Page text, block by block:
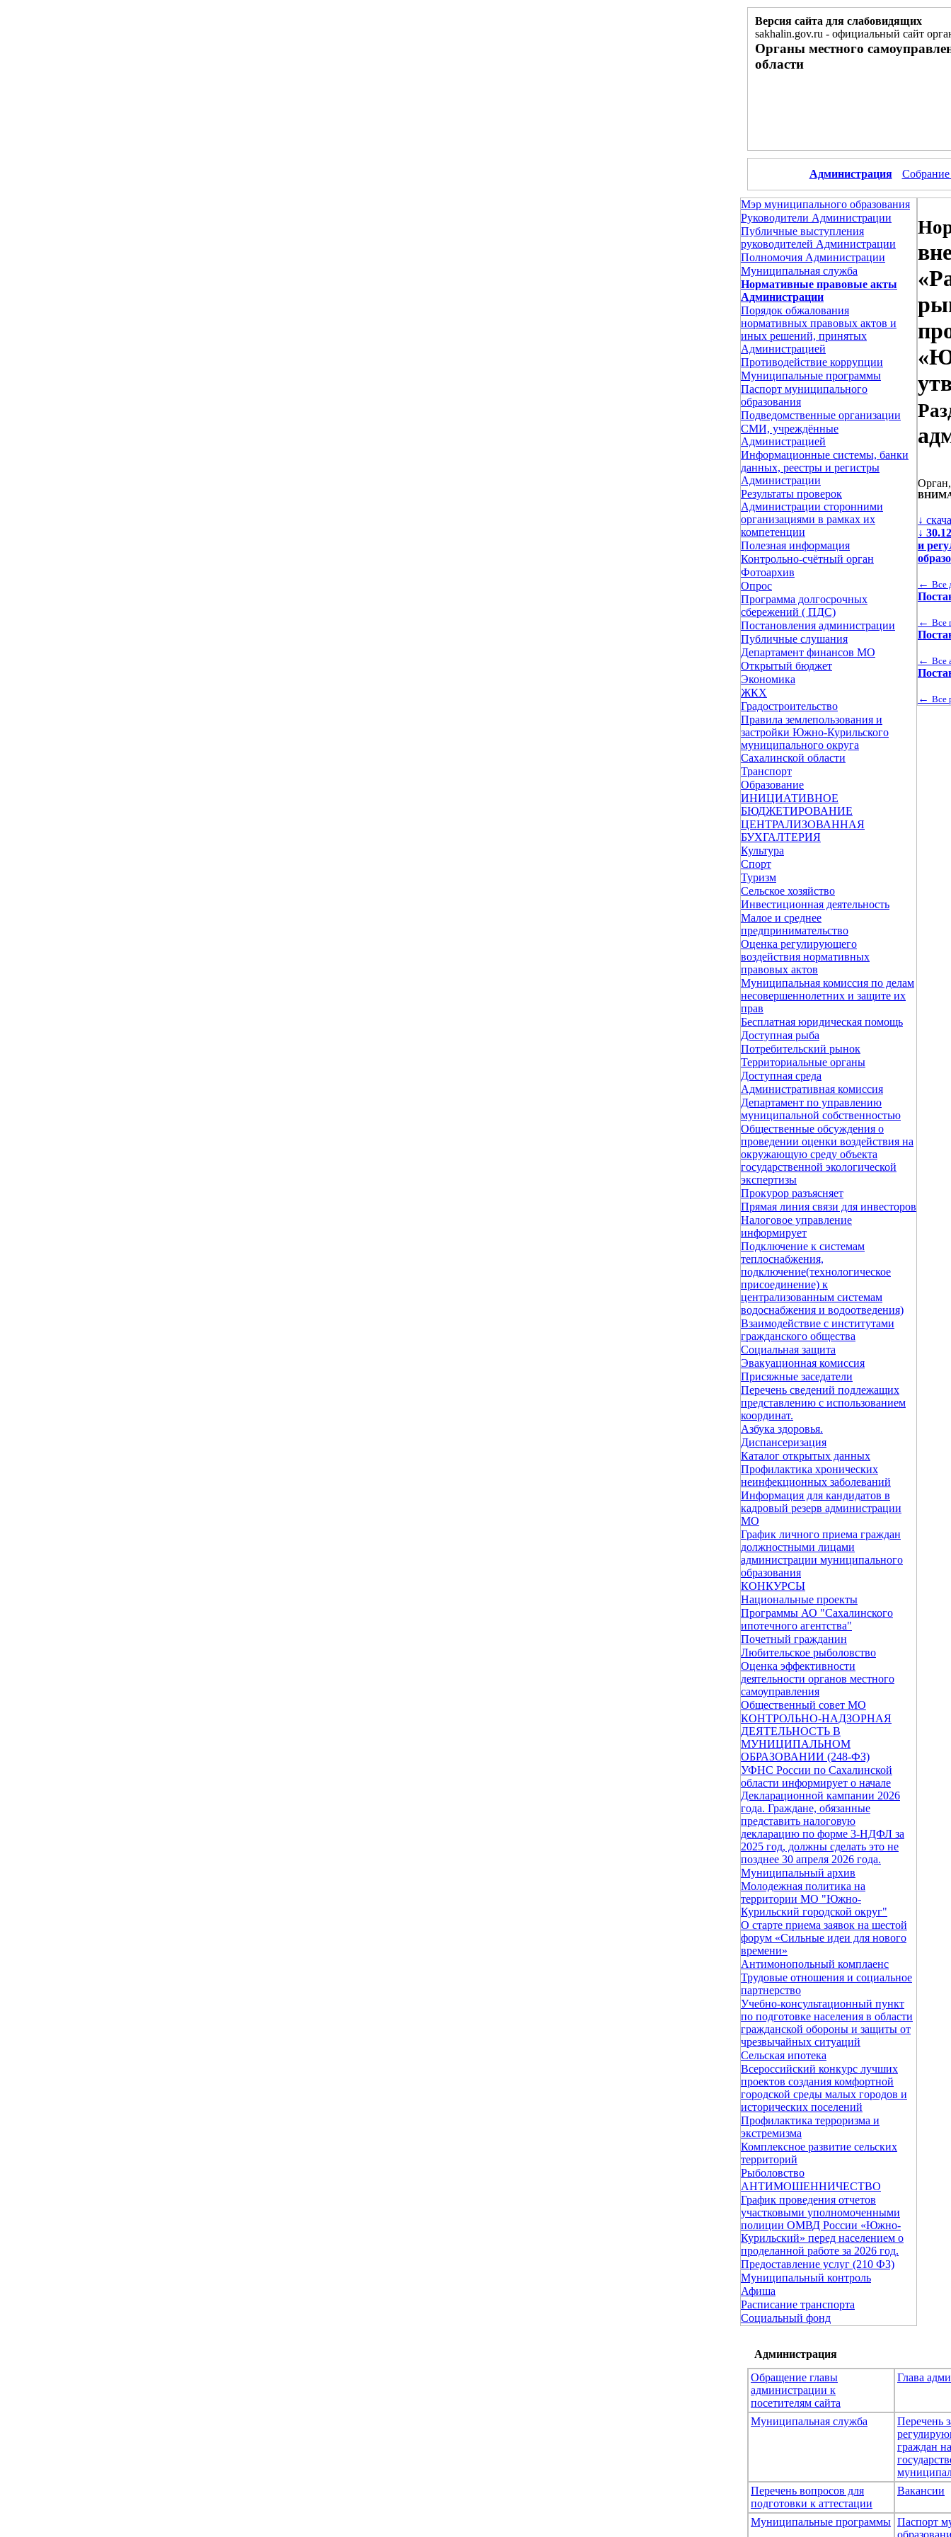
Версия сайта для слабовидящих
sakhalin.gov.ru - официальный сайт
Органы местного
области
Администрация Собрание
Мэр муниципального образования
Руководители Администрации
Публичные выступления
руководителей Администрации
Полномочия Администрации
Муниципальная служба
Нормативные правовые акты
Администрации
Порядок обжалования
нормативных правовых актов и
иных решений, принятых
Администрацией
Противодействие коррупции
Муниципальные программы
Паспорт муниципального
образования
Подведомственные организации
СМИ, учреждённые
Администрацией
Информационные системы, банки
данных, реестры и регистры
Администрации
Результаты проверок
Администрации сторонними
организациями в рамках их
компетенции
Полезная информация
Контрольно-счётный орган
Фотоархив
Опрос
Программа долгосрочных
сбережений ( ПДС)
Постановления администрации
Публичные слушания
Департамент финансов МО
Открытый бюджет
Экономика
ЖКХ
Градостроительство
Правила землепользования и
застройки Южно-Курильского
муниципального округа
Сахалинской области
Транспорт
Образование
ИНИЦИАТИВНОЕ
БЮДЖЕТИРОВАНИЕ
ЦЕНТРАЛИЗОВАННАЯ
БУХГАЛТЕРИЯ
Культура
Спорт
Туризм
Сельское хозяйство
Инвестиционная деятельность
Малое и среднее
предпринимательство
Оценка регулирующего
воздействия нормативных
правовых актов
Муниципальная комиссия по делам
несовершеннолетних и защите их
прав
Бесплатная юридическая помощь
Доступная рыба
Потребительский рынок
Территориальные органы
Доступная среда
Административная комиссия
Департамент по управлению
муниципальной собственностью
Общественные обсуждения о
проведении оценки воздействия на
окружающую среду объекта
государственной экологической
экспертизы
Прокурор разъясняет
Прямая линия связи для инвесторов
Налоговое управление
информирует
Подключение к системам
теплоснабжения,
подключение(технологическое
присоединение) к
централизованным системам
водоснабжения и водоотведения)
Взаимодействие с институтами
гражданского общества
Социальная защита
Эвакуационная комиссия
Присяжные заседатели
Перечень сведений подлежащих
представлению с использованием
координат.
Азбука здоровья.
Диспансеризация
Каталог открытых данных
Профилактика хронических
неинфекционных заболеваний
Информация для кандидатов в
кадровый резерв администрации
МО
График личного приема граждан
должностными лицами
администрации муниципального
образования
КОНКУРСЫ
Национальные проекты
Программы АО "Сахалинского
ипотечного агентства"
Почетный гражданин
Любительское рыболовство
Оценка эффективности
деятельности органов местного
самоуправления
Общественный совет МО
КОНТРОЛЬНО-НАДЗОРНАЯ
ДЕЯТЕЛЬНОСТЬ В
МУНИЦИПАЛЬНОМ
ОБРАЗОВАНИИ (248-ФЗ)
УФНС России по Сахалинской
области информирует о начале
Декларационной кампании 2026
года. Граждане, обязанные
представить налоговую
декларацию по форме 3-НДФЛ за
2025 год, должны сделать это не
позднее 30 апреля 2026 года.
Муниципальный архив
Молодежная политика на
территории МО "Южно-
Курильский городской округ"
О старте приема заявок на шестой
форум «Сильные идеи для нового
времени»
Антимонопольный комплаенс
Трудовые отношения и социальное
партнерство
Учебно-консультационный пункт
по подготовке населения в области
гражданской обороны и защиты от
чрезвычайных ситуаций
Сельская ипотека
Всероссийский конкурс лучших
проектов создания комфортной
городской среды малых городов и
исторических поселений
Профилактика терроризма и
экстремизма
Комплексное развитие сельских
территорий
Рыболовство
АНТИМОШЕННИЧЕСТВО
График проведения отчетов
участковыми уполномоченными
полиции ОМВД России «Южно-
Курильский» перед населением о
проделанной работе за 2026 год.
Предоставление услуг (210 ФЗ)
Муниципальный контроль
Афиша
Расписание транспорта
Социальный фонд
↓
↓
и
← Все
← Все
← Все
← Все
Администрация
Обращение главы
администрации к
посетителям сайта
Глава
Муниципальная служба
Перечень
граждан на
Перечень вопросов для
подготовки к аттестации
Вакансии
Муниципальные программы Паспорт